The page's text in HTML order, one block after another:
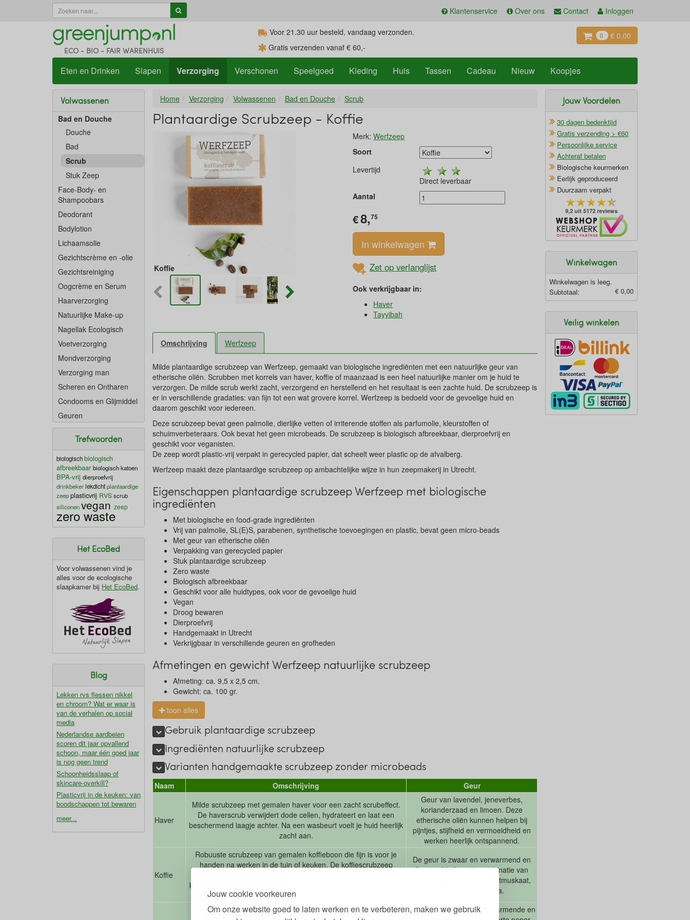
Jouw cookie voorkeuren
Om onze website goed te laten werken en te verbeteren, maken we gebruik
Klantenservice Over ons Contact Inloggen
ECO - BIO - FAIR WARENHUIS
0 € 0,00
Voor 21.30 uur besteld, vandaag verzonden.
Gratis verzenden vanaf € 60,-
Eten en Drinken Slapen Verzorging Verschonen Speelgoed Kleding Huis Tassen Cadeau Nieuw Koopjes
Volwassenen
Bad en Douche
Douche
Bad
Scrub
Stuk Zeep
Face-Body- en
Shampoobars
Deodorant
Bodylotion
Lichaamsolie
Gezichtscrème en -olie
Gezichtsreiniging
Oogcrème en Serum
Haarverzorging
Natuurlijke Make-up
Nagellak Ecologisch
Voetverzorging
Mondverzorging
Verzorging man
Scheren en Ontharen
Condooms en Glijmiddel
Geuren
Trefwoorden
biologischbiologisch
afbreekbaar biologisch katoen
BPA-vrij dierproefvrij
drinkbekerlekdichtplantaardige
zeepplasticvrij RVSscrub
siliconenvegan zeep
zero waste
Het EcoBed
Voor volwassenen vind je
alles voor de ecologische
slaapkamer bij Het EcoBed.
Blog
Lekken rvs flessen nikkel
en chroom? Wat er waar is
van de verhalen op social
media
Nederlandse aardbeien
scoren dit jaar opvallend
schoon, maar één goed jaar
is nog geen trend
Schoonheidsslaap of
skincare-overkill?
Plasticvrij in de keuken: van
boodschappen tot bewaren
meer...
Home Verzorging Volwassenen Bad en Douche Scrub
Plantaardige Scrubzeep - Koffie
Koffie
Merk: Werfzeep
Soort
Levertijd
Direct leverbaar
Aantal
€8,75
In winkelwagen
Zet op verlanglijst
Ook verkrijgbaar in:
Haver
Tayyibah
Omschrijving Werfzeep
Milde plantaardige scrubzeep van Werfzeep, gemaakt van biologische ingrediënten met een natuurlijke geur van
etherische oliën. Scrubben met korrels van haver, koffie of maanzaad is een heel natuurlijke manier om je huid te
verzorgen. De milde scrub werkt zacht, verzorgend en herstellend en het resultaat is een zachte huid. De scrubzeep is
er in verschillende gradaties: van fijn tot een wat grovere korrel. Werfzeep is bedoeld voor de gevoelige huid en
daarom geschikt voor iedereen.
Deze scrubzeep bevat geen palmolie, dierlijke vetten of irriterende stoffen als parfumolie, kleurstoffen of
schuimverbeteraars. Ook bevat het geen microbeads. De scrubzeep is biologisch afbreekbaar, dierproefvrij en
geschikt voor veganisten.
De zeep wordt plastic-vrij verpakt in gerecycled papier, dat scheelt weer plastic op de afvalberg.
Werfzeep maakt deze plantaardige scrubzeep op ambachtelijke wijze in hun zeepmakerij in Utrecht.
Eigenschappen plantaardige scrubzeep Werfzeep met biologische
ingrediënten
Met biologische en food-grade ingrediënten
Vrij van palmolie, SL(E)S, parabenen, synthetische toevoegingen en plastic, bevat geen micro-beads
Met geur van etherische oliën
Verpakking van gerecycled papier
Stuk plantaardige scrubzeep
Zero waste
Biologisch afbreekbaar
Geschikt voor alle huidtypes, ook voor de gevoelige huid
Vegan
Droog bewaren
Dierproefvrij
Handgemaakt in Utrecht
Verkrijgbaar in verschillende geuren en grofheden
Afmetingen en gewicht Werfzeep natuurlijke scrubzeep
Afmeting: ca. 9,5 x 2,5 cm.
Gewicht: ca. 100 gr.
toon alles
Gebruik plantaardige scrubzeep
Ingrediënten natuurlijke scrubzeep
Varianten handgemaakte scrubzeep zonder microbeads
Naam Omschrijving Geur
Haver
Milde scrubzeep met gemalen haver voor een zacht scrubeffect.
De haverscrub verwijdert dode cellen, hydrateert en laat een
beschermend laagje achter. Na een wasbeurt voelt je huid heerlijk
zacht aan.
Geur van lavendel, jeneverbes,
korianderzaad en limoen. Deze
etherische oliën kunnen helpen bij
pijntjes, stijfheid en vermoeidheid en
werken heerlijk ontspannend.
Koffie
Robuuste scrubzeep van gemalen koffieboon die fijn is voor je
handen na werken in de tuin of keuken. De koffiescrubzeep
knoflook blijven ruiken. Je kunt deze scrubzeep ook gebruiken als
benenscrub onder de douche.
De geur is zwaar en verwarmend en
fris tegelijk door de combinatie van
citroengras, patchouli, nootmuskaat,
kaneel en kurkuma.
Kruidige en pittige scrubzeep. De scrub komt van maanzaad, dat
Zoetkruidige geur, vol verwarmende en
Jouw Voordelen
30 dagen bedenktijd
Gratis verzending > €60
Persoonlijke service
Achteraf betalen
Biologische keurmerken
Eerlijk geproduceerd
Duurzaam verpakt
9,2 uit 5172 reviews
Winkelwagen
Winkelwagen is leeg.
Subtotaal:
€ 0,00
Veilig winkelen